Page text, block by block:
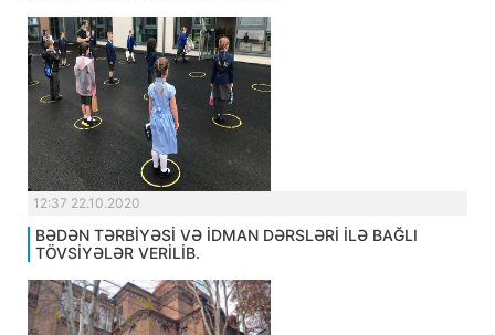
12:37 22.10.2020
BƏDƏN TƏRBİYƏSİ VƏ İDMAN DƏRSLƏRİ İLƏ BAĞLI
TÖVSİYƏLƏR VERİLİB.